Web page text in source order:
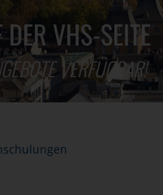
VHS-SEITE
VERFÜGBAR!